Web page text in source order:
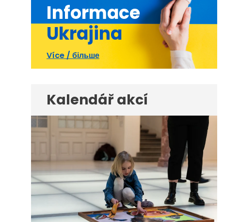
Informace
Ukrajina
Více / більше
Kalendář akcí